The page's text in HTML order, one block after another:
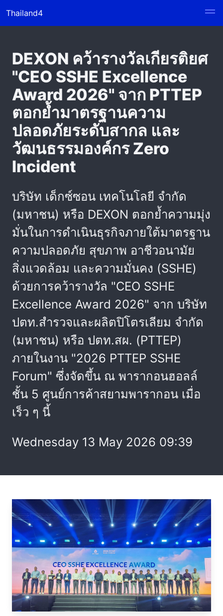
Thailand4
DEXON คว้ารางวัลเกียรติยศ
"CEO SSHE Excellence
Award 2026" จาก PTTEP
ตอกย้ำมาตรฐานความ
ปลอดภัยระดับสากล และ
วัฒนธรรมองค์กร Zero
Incident
บริษัท เด็กซ์ซอน เทคโนโลยี จำกัด
(มหาชน) หรือ DEXON ตอกย้ำความมุ่ง
มั่นในการดำเนินธุรกิจภายใต้มาตรฐาน
ความปลอดภัย สุขภาพ อาชีวอนามัย
สิ่งแวดล้อม และความมั่นคง (SSHE)
ด้วยการคว้ารางวัล "CEO SSHE
Excellence Award 2026" จาก บริษัท
ปตท.สำรวจและผลิตปิโตรเลียม จำกัด
(มหาชน) หรือ ปตท.สผ. (PTTEP)
ภายในงาน "2026 PTTEP SSHE
Forum" ซึ่งจัดขึ้น ณ พารากอนฮอลล์
ชั้น 5 ศูนย์การค้าสยามพารากอน เมื่อ
เร็ว ๆ นี้
Wednesday 13 May 2026 09:39